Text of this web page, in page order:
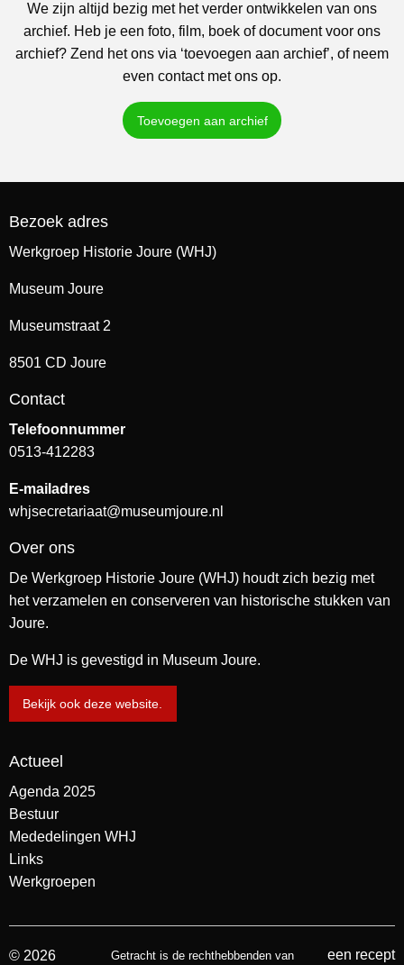
We zijn altijd bezig met het verder ontwikkelen van ons
archief. Heb je een foto, film, boek of document voor ons
archief? Zend het ons via ‘toevoegen aan archief’, of neem
even contact met ons op.
Toevoegen aan archief
Bezoek adres
Werkgroep Historie Joure (WHJ)
Museum Joure
Museumstraat 2
8501 CD Joure
Contact
Telefoonnummer
0513-412283
E-mailadres
whjsecretariaat@museumjoure.nl
Over ons
De Werkgroep Historie Joure (WHJ) houdt zich bezig met
het verzamelen en conserveren van historische stukken van
Joure.
De WHJ is gevestigd in Museum Joure.
Bekijk ook deze website.
Actueel
Agenda 2025
Bestuur
Mededelingen WHJ
Links
Werkgroepen
© 2026 Getracht is de rechthebbenden van een recept